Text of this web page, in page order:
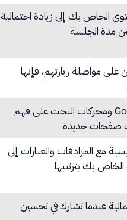
الخاص بك إلى زيادة احتمالية
مدة الجلسة
على مواصلة زيارتهم، فإنها
يساعد ملف تعريف الارتباط الداخلي الجيد Googlebot ومحركات البحث على فهم
صفحات جديدة
مع المرادفات والعبارات إلى
بك بترتيبها
عندما تشارك في تحسين